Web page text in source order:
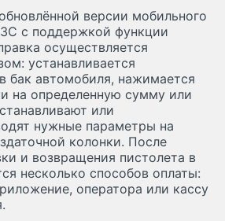
версии мобильного
с поддержкой функции
осуществляется
устанавливается
бак автомобиля, нажимается
на определенную сумму или
или
нужные параметры на
колонки. После
и возвращения пистолета в
несколько способов оплаты:
оператора или кассу